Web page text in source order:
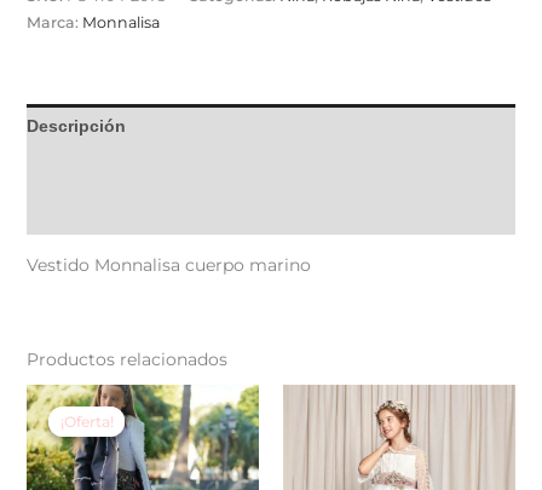
Marca: Monnalisa
Descripción
Vestido Monnalisa cuerpo marino
Productos relacionados
¡Oferta!
¡Oferta!
El
precio
original
era:
156,00 €.
El
precio
actual
es:
93,60 €.
Este
producto
tiene
múltiples